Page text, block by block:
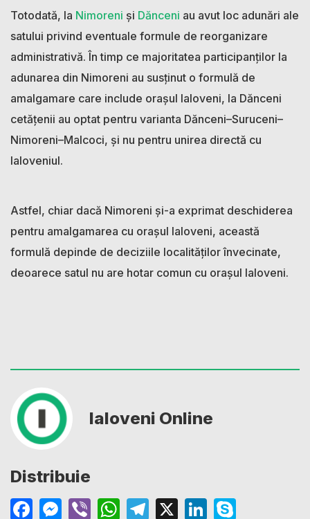
Totodată, la Nimoreni și Dănceni au avut loc adunări ale
satului privind eventuale formule de reorganizare
administrativă. În timp ce majoritatea participanților la
adunarea din Nimoreni au susținut o formulă de
amalgamare care include orașul Ialoveni, la Dănceni
cetățenii au optat pentru varianta Dănceni–Suruceni–
Nimoreni–Malcoci, și nu pentru unirea directă cu
Ialoveniul.
Astfel, chiar dacă Nimoreni și-a exprimat deschiderea
pentru amalgamarea cu orașul Ialoveni, această
formulă depinde de deciziile localităților învecinate,
deoarece satul nu are hotar comun cu orașul Ialoveni.
Ialoveni Online
Distribuie
Facebook
Messenger
ViberWhatsApp
Telegram
X LinkedIn